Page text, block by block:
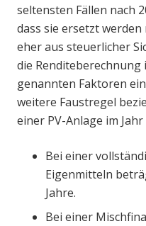
seltensten Fällen nach
dass sie ersetzt
eher aus steuerlicher
die Renditeberechnung
genannten Faktoren
weitere Faustregel
einer PV-Anlage im Jahr
Bei einer
Eigenmitteln
Jahre.
Bei einer